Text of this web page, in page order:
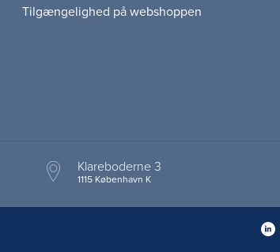
Tilgængelighed på webshoppen
Klareboderne 3
1115 København K